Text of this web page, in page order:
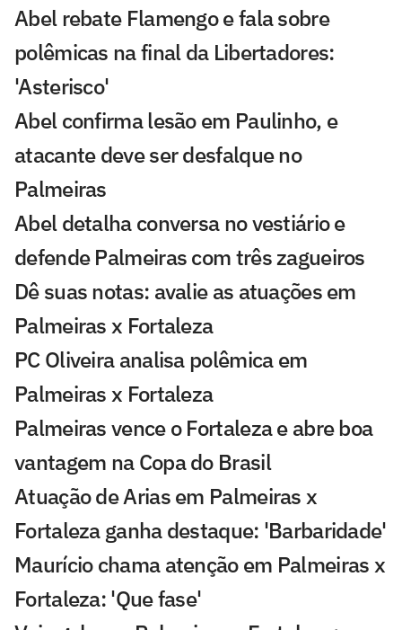
Abel rebate Flamengo e fala sobre
polêmicas na final da Libertadores:
'Asterisco'
Abel confirma lesão em Paulinho, e
atacante deve ser desfalque no
Palmeiras
Abel detalha conversa no vestiário e
defende Palmeiras com três zagueiros
Dê suas notas: avalie as atuações em
Palmeiras x Fortaleza
PC Oliveira analisa polêmica em
Palmeiras x Fortaleza
Palmeiras vence o Fortaleza e abre boa
vantagem na Copa do Brasil
Atuação de Arias em Palmeiras x
Fortaleza ganha destaque: 'Barbaridade'
Maurício chama atenção em Palmeiras x
Fortaleza: 'Que fase'